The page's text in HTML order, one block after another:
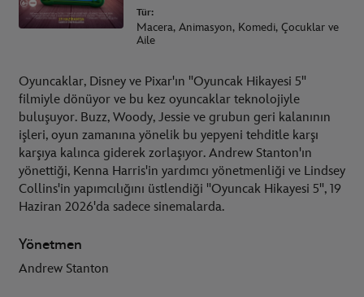
Tür:
Macera, Animasyon, Komedi, Çocuklar ve
Aile
Oyuncaklar, Disney ve Pixar'ın "Oyuncak Hikayesi 5"
filmiyle dönüyor ve bu kez oyuncaklar teknolojiyle
buluşuyor. Buzz, Woody, Jessie ve grubun geri kalanının
işleri, oyun zamanına yönelik bu yepyeni tehditle karşı
karşıya kalınca giderek zorlaşıyor. Andrew Stanton'ın
yönettiği, Kenna Harris'in yardımcı yönetmenliği ve Lindsey
Collins'in yapımcılığını üstlendiği "Oyuncak Hikayesi 5", 19
Haziran 2026'da sadece sinemalarda.
Yönetmen
Andrew Stanton